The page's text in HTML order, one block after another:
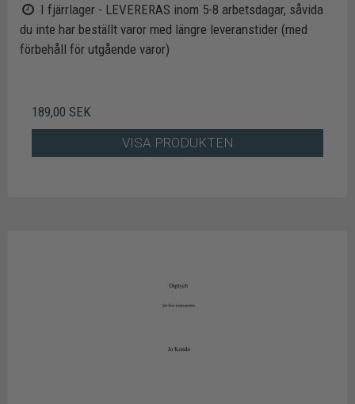
I fjärrlager - LEVERERAS inom 5-8 arbetsdagar, såvida
du inte har beställt varor med längre leveranstider (med
förbehåll för utgående varor)
189,00 SEK
VISA PRODUKTEN